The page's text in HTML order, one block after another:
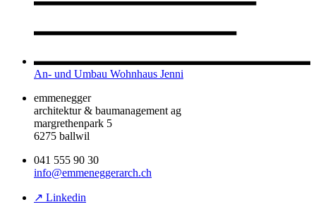
An- und Umbau Wohnhaus Jenni
emmenegger
architektur & baumanagement ag
margrethenpark 5
6275 ballwil
041 555 90 30
info@emmeneggerarch.ch
↗ Linkedin